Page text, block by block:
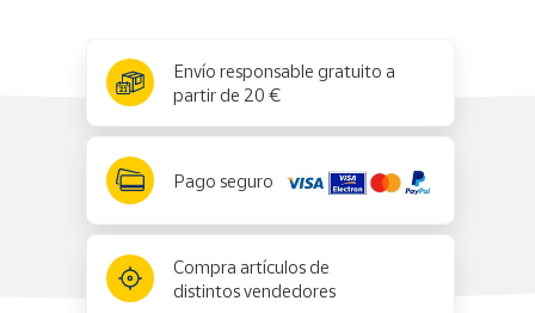
Envío responsable gratuito a
partir de 20 €
Pago seguro
Compra artículos de
distintos vendedores